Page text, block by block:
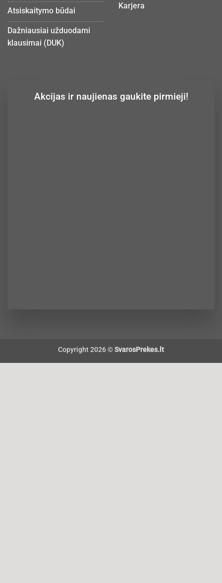
Atsiskaitymo būdai
Dažniausiai užduodami
klausimai (DUK)
Karjera
Akcijas ir naujienas gaukite pirmieji!
Copyright 2026 ©SvarosPrekes.lt